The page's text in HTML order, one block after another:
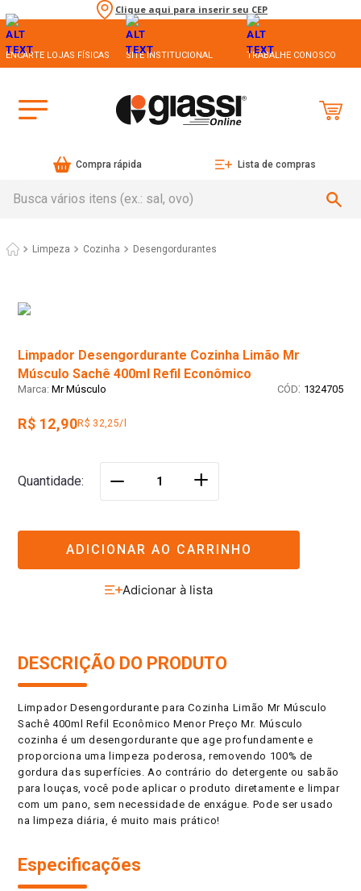
Clique aqui para inserir seu CEP
ENCARTE LOJAS FÍSICAS SITE INSTITUCIONAL TRABALHE CONOSCO
Compra rápida Lista de compras
Limpeza Cozinha Desengordurantes
Limpador Desengordurante Cozinha Limão Mr
Músculo Sachê 400ml Refil Econômico
Mr Músculo : 1324705
R$ 12,90R$ 32,25/l
Quantidade ＋
ADICIONAR AO CARRINHO
DESCRIÇÃO DO PRODUTO
Limpador Desengordurante para Cozinha Limão Mr Músculo
Sachê 400ml Refil Econômico Menor Preço Mr. Músculo
cozinha é um desengordurante que age profundamente e
proporciona uma limpeza poderosa, removendo 100% de
gordura das superfícies. Ao contrário do detergente ou sabão
para louças, você pode aplicar o produto diretamente e limpar
com um pano, sem necessidade de enxágue. Pode ser usado
na limpeza diária, é muito mais prático!
Especificações